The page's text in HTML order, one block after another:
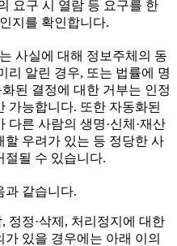
요구 시 열람 등 요구를 한
지를 확인합니다.
사실에 대해 정보주체의 동
리 알린 경우, 또는 법률에 명
된 결정에 대한 거부는 인정
가능합니다. 또한 자동화된
다른 사람의 생명·신체·재산
우려가 있는 등 정당한 사
절될 수 있습니다.
같습니다.
정정·삭제, 처리정지에 대한
있을 경우에는 아래 이의